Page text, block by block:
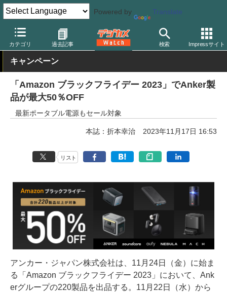
Powered by Translate
カテゴリ 過去記事 検索 Impressサイト
デジカメ Watch PC/モバイル関連
キャンペーン
「Amazon ブラックフライデー 2023」でAnker製
品が最大50％OFF
最新ポータブル電源もセール対象
本誌：折本幸治 2023年11月17日 16:53
リスト
アンカー・ジャパン株式会社は、11月24日（金）に始ま
る「Amazon ブラックフライデー 2023」において、Ank
erグループの220製品を出品する。11月22日（水）から